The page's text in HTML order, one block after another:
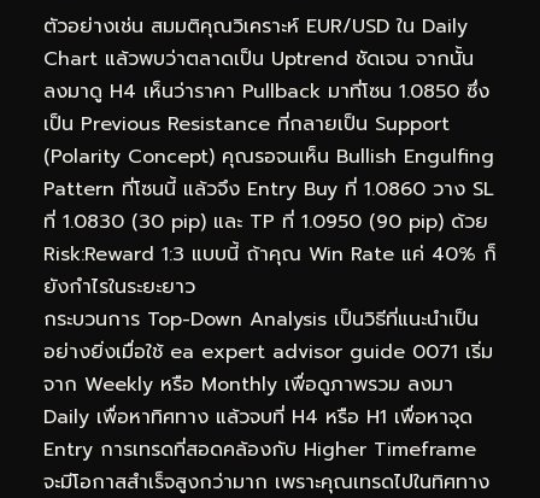
ตัวอย่างเช่น สมมติคุณวิเคราะห์ EUR/USD ใน Daily
Chart แล้วพบว่าตลาดเป็น Uptrend ชัดเจน จากนั้น
ลงมาดู H4 เห็นว่าราคา Pullback มาที่โซน 1.0850 ซึ่ง
เป็น Previous Resistance ที่กลายเป็น Support
(Polarity Concept) คุณรอจนเห็น Bullish Engulfing
Pattern ที่โซนนี้ แล้วจึง Entry Buy ที่ 1.0860 วาง SL
ที่ 1.0830 (30 pip) และ TP ที่ 1.0950 (90 pip) ด้วย
Risk:Reward 1:3 แบบนี้ ถ้าคุณ Win Rate แค่ 40% ก็
ยังกำไรในระยะยาว
กระบวนการ Top-Down Analysis เป็นวิธีที่แนะนำเป็น
อย่างยิ่งเมื่อใช้ ea expert advisor guide 0071 เริ่ม
จาก Weekly หรือ Monthly เพื่อดูภาพรวม ลงมา
Daily เพื่อหาทิศทาง แล้วจบที่ H4 หรือ H1 เพื่อหาจุด
Entry การเทรดที่สอดคล้องกับ Higher Timeframe
จะมีโอกาสสำเร็จสูงกว่ามาก เพราะคุณเทรดไปในทิศทาง